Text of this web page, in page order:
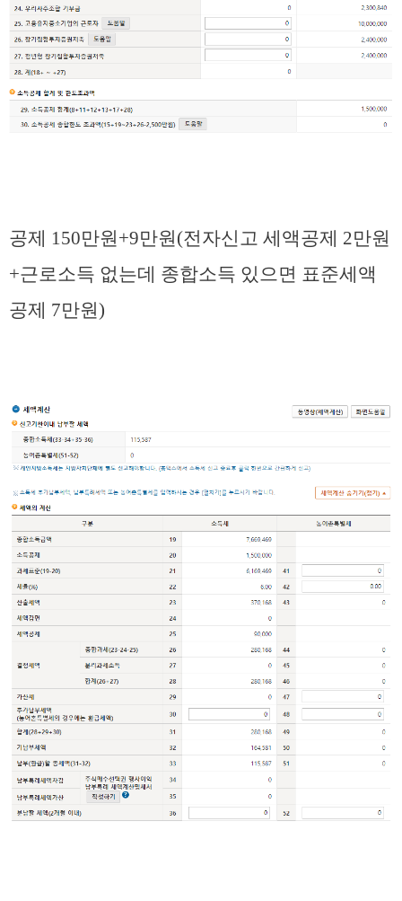
공제 150만원+9만원(전자신고 세액공제 2만원
+근로소득 없는데 종합소득 있으면 표준세액
공제 7만원)